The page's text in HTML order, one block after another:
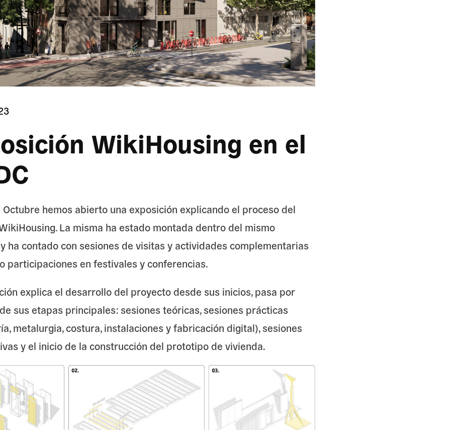
WikiHousing en el
Octubre hemos abierto una exposición explicando el proceso del
La misma ha estado montada dentro del mismo
ha contado con sesiones de visitas y actividades complementarias
participaciones en festivales y conferencias.
explica el desarrollo del proyecto desde sus inicios, pasa por
sus etapas principales: sesiones teóricas, sesiones prácticas
metalurgia, costura, instalaciones y fabricación digital), sesiones
y el inicio de la construcción del prototipo de vivienda.